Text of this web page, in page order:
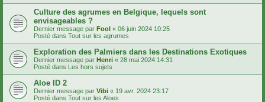
Culture des agrumes en Belgique, lequels sont
envisageables ?
Dernier message par Fool « 06 juin 2024 10:25
Posté dans Tout sur les agrumes
Exploration des Palmiers dans les Destinations Exotiques
Dernier message par Henri « 28 mai 2024 14:31
Posté dans Les hors sujets
Aloe ID 2
Dernier message par Vibi « 19 avr. 2024 23:17
Posté dans Tout sur les Aloes